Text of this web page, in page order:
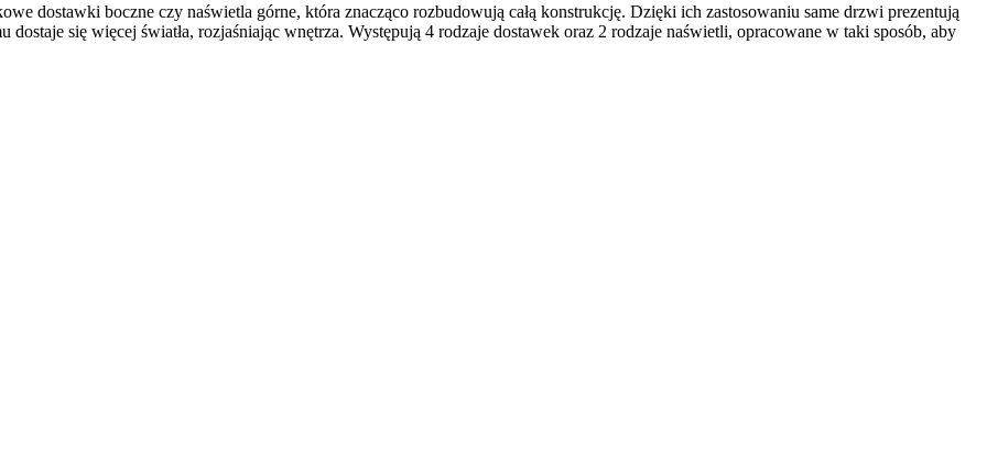
dostawki boczne czy naświetla górne, która znacząco rozbudowują całą konstrukcję. Dzięki ich zastosowaniu same drzwi prezentują
się więcej światła, rozjaśniając wnętrza. Występują 4 rodzaje dostawek oraz 2 rodzaje naświetli, opracowane w taki sposób, aby